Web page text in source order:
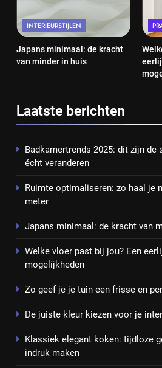
stijlen die je
meer uit elke
BLOG
3
minder in
Welke vloer
PRAKTISCH
5
Zo geef je je
INTERIEURSTIJLEN
Japans minimaal: de kracht
van minder in huis
Laatste berichten
Badkamertrends 2025: dit zijn
écht veranderen
Ruimte optimaliseren: zo haal je
meter
Japans minimaal: de kracht van
Welke vloer past bij jou? Een
mogelijkheden
Zo geef je je tuin een frisse en
De juiste kleur kiezen voor je
Klassiek elegant koken: tijdloze
indruk maken